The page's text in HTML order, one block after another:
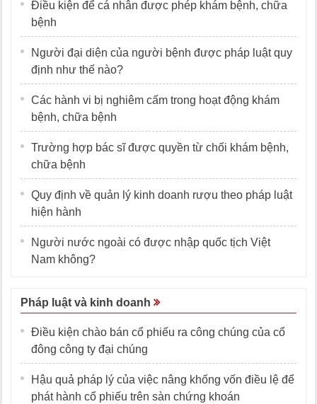
Điều kiện để cá nhân được phép khám bệnh, chữa
bệnh
Người đại diện của người bệnh được pháp luật quy
định như thế nào?
Các hành vi bị nghiêm cấm trong hoạt động khám
bệnh, chữa bệnh
Trường hợp bác sĩ được quyền từ chối khám bệnh,
chữa bệnh
Quy định về quản lý kinh doanh rượu theo pháp luật
hiện hành
Người nước ngoài có được nhập quốc tịch Việt
Nam không?
Pháp luật và kinh doanh
Điều kiện chào bán cổ phiếu ra công chúng của cổ
đông công ty đại chúng
Hậu quả pháp lý của việc nâng khống vốn điều lệ để
phát hành cổ phiếu trên sàn chứng khoán